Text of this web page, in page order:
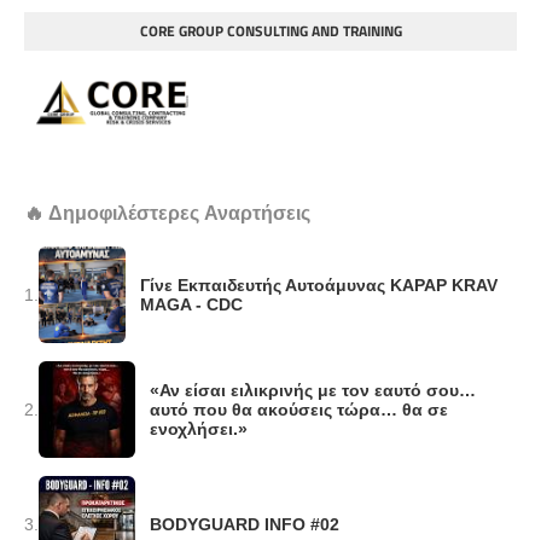
CORE GROUP CONSULTING AND TRAINING
🔥 Δημοφιλέστερες Αναρτήσεις
1.
Γίνε Εκπαιδευτής Αυτοάμυνας KAPAP KRAV
MAGA - CDC
2.
«Αν είσαι ειλικρινής με τον εαυτό σου…
αυτό που θα ακούσεις τώρα… θα σε
ενοχλήσει.»
3. BODYGUARD INFO #02